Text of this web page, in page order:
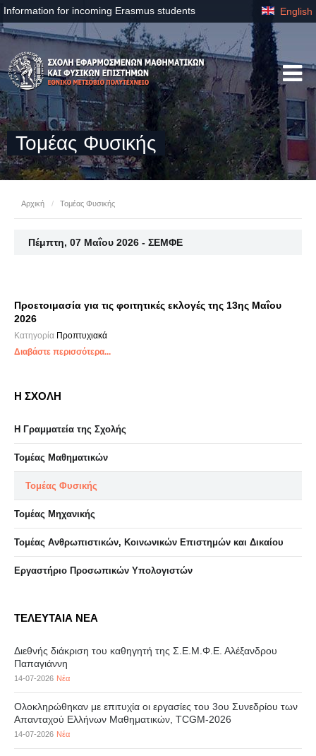
Information for incoming Erasmus students English
Τομέας Φυσικής
Αρχική / Τομέας Φυσικής
Πέμπτη, 07 Μαΐου 2026 - ΣΕΜΦΕ
Προετοιμασία για τις φοιτητικές εκλογές της 13ης Μαΐου
2026
Κατηγορία Προπτυχιακά
Διαβάστε περισσότερα...
Η ΣΧΟΛΗ
Η Γραμματεία της Σχολής
Τομέας Μαθηματικών
Τομέας Φυσικής
Τομέας Μηχανικής
Τομέας Ανθρωπιστικών, Κοινωνικών Επιστημών και Δικαίου
Eργαστήριo Προσωπικών Υπολογιστών
ΤΕΛΕΥΤΑΙΑ ΝΕΑ
Διεθνής διάκριση του καθηγητή της Σ.Ε.Μ.Φ.Ε. Αλέξανδρου
Παπαγιάννη
14-07-2026 Νέα
Ολοκληρώθηκαν με επιτυχία οι εργασίες του 3ου Συνεδρίου των
Απανταχού Ελλήνων Μαθηματικών, TCGM-2026
14-07-2026 Νέα